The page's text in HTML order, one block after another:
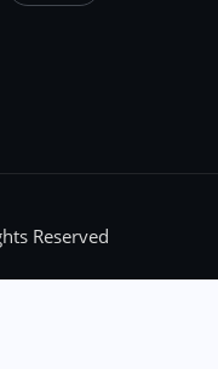
Reserved